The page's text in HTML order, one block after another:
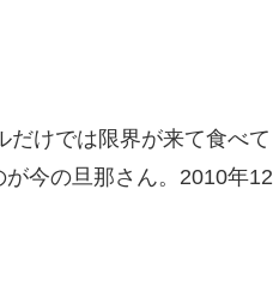
だけでは限界が来て食べて
今の旦那さん。2010年12